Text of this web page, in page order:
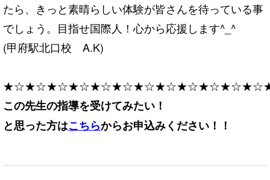
たら、 きっと素晴らしい体験が皆さんを待っている事
でしょう。 目指せ国際人！心から応援します^_^
(甲府駅北口校 A.K)
この先生の指導を受けてみたい！
と思った方はこちらからお申込みください！！